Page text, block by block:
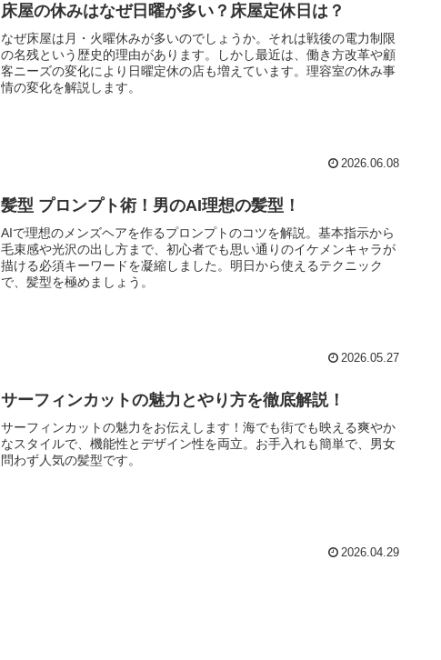
床屋の休みはなぜ日曜が多い？床屋定休日は？
なぜ床屋は月・火曜休みが多いのでしょうか。それは戦後の電力制限
の名残という歴史的理由があります。しかし最近は、働き方改革や顧
客ニーズの変化により日曜定休の店も増えています。理容室の休み事
情の変化を解説します。
2026.06.08
髪型 プロンプト術！男のAI理想の髪型！
AIで理想のメンズヘアを作るプロンプトのコツを解説。基本指示から
毛束感や光沢の出し方まで、初心者でも思い通りのイケメンキャラが
描ける必須キーワードを凝縮しました。明日から使えるテクニック
で、髪型を極めましょう。
2026.05.27
サーフィンカットの魅力とやり方を徹底解説！
サーフィンカットの魅力をお伝えします！海でも街でも映える爽やか
なスタイルで、機能性とデザイン性を両立。お手入れも簡単で、男女
問わず人気の髪型です。
2026.04.29